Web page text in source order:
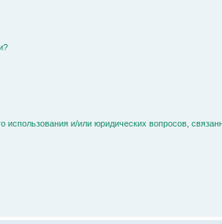
использования и/или юридических вопросов,